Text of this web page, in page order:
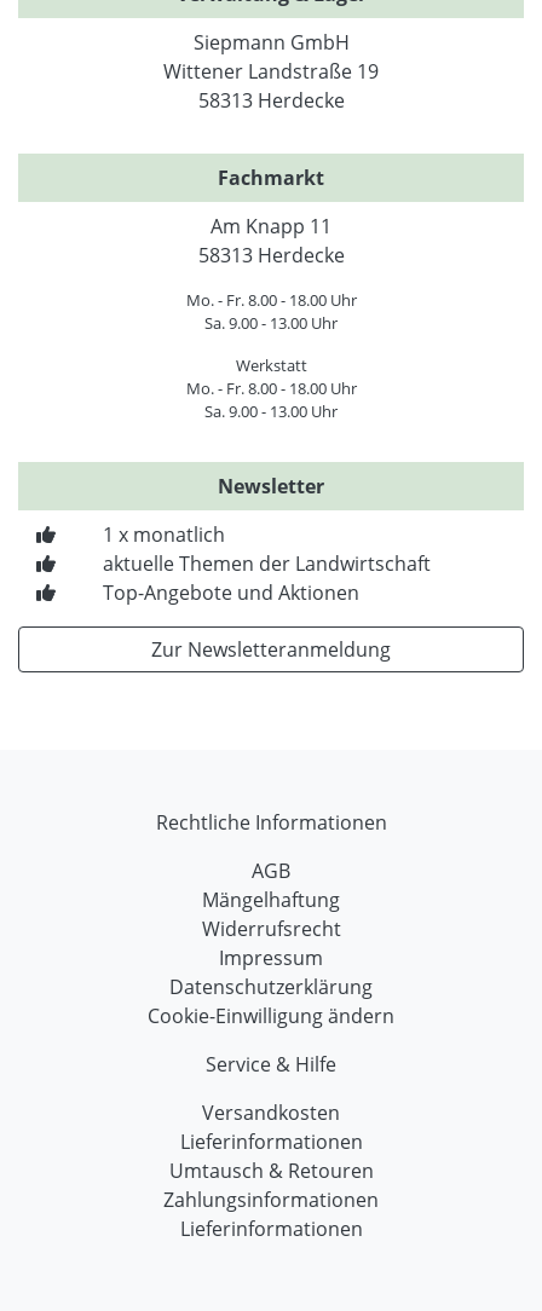
Siepmann GmbH
Wittener Landstraße 19
58313 Herdecke
Fachmarkt
Am Knapp 11
58313 Herdecke
Mo. - Fr. 8.00 - 18.00 Uhr
Sa. 9.00 - 13.00 Uhr
Werkstatt
Mo. - Fr. 8.00 - 18.00 Uhr
Sa. 9.00 - 13.00 Uhr
Newsletter
1 x monatlich
aktuelle Themen der Landwirtschaft
Top-Angebote und Aktionen
Zur Newsletteranmeldung
Rechtliche Informationen
AGB
Mängelhaftung
Widerrufsrecht
Impressum
Datenschutzerklärung
Cookie-Einwilligung ändern
Service & Hilfe
Versandkosten
Lieferinformationen
Umtausch & Retouren
Zahlungsinformationen
Lieferinformationen